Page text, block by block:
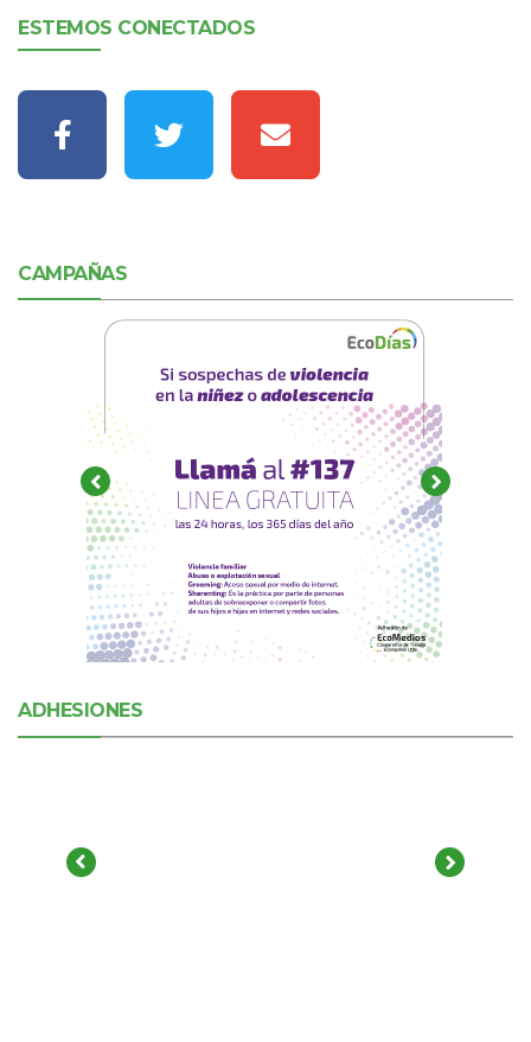
ESTEMOS CONECTADOS
CAMPAÑAS
ADHESIONES